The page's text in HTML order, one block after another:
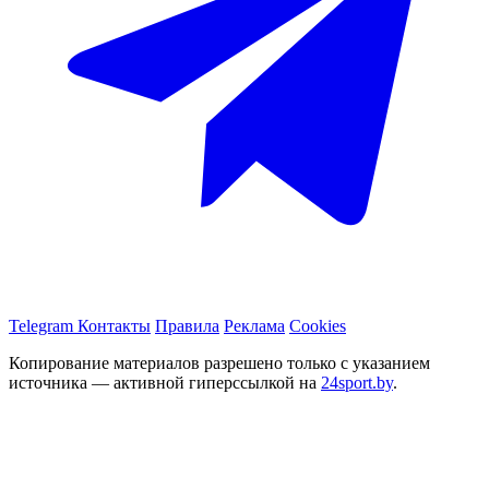
Telegram Контакты Правила Реклама Cookies
Копирование материалов разрешено только с указанием
источника — активной гиперссылкой на 24sport.by.